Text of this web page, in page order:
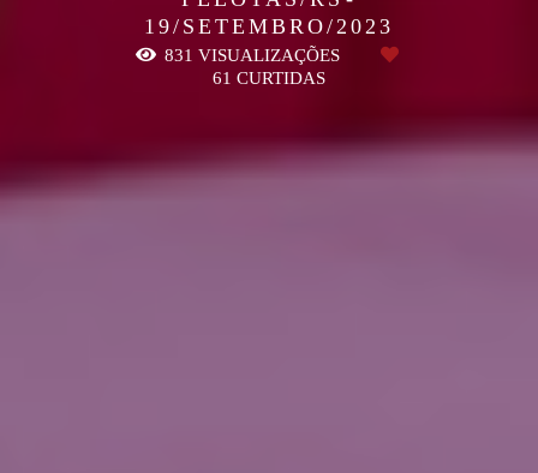
19/SETEMBRO/2023
831 VISUALIZAÇÕES
61 CURTIDAS